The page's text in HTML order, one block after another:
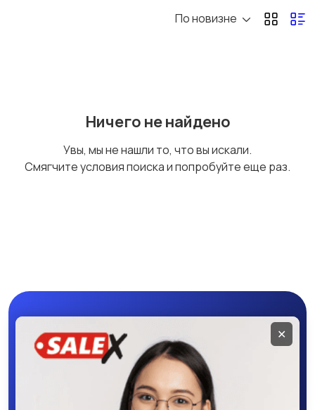
По новизне
Ничего не найдено
Увы, мы не нашли то, что вы искали.
Смягчите условия поиска и попробуйте еще раз.
Мобильное
приложение
✕